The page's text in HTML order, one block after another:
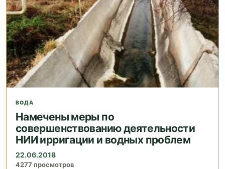
ВОДА
Намечены меры по
совершенствованию деятельности
НИИ ирригации и водных проблем
22.06.2018
4277 просмотров